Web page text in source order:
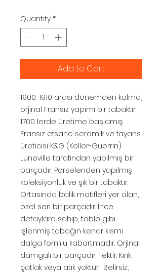
Quantity *
Add to Cart
1900-1910 arası dönemden kalma,
orjinal Fransız yapımı bir tabaktır.
1700 lerde üretime başlamış
Fransız efsane seramik ve fayans
üreticisi K&G (Keller-Guerrin)
Luneville tarafından yapılmış bir
parçadır. Porselenden yapılmış
koleksiyonluk ve şık bir tabaktır.
Ortasında balık motifleri yer alan,
özel seri bir parçadır. İnce
detaylara sahip, tablo gibi
işlenmiş tabağın kenar kısmı
dalga formlu kabartmadır. Orjinal
damgalı bir parçadır. Tektir. Kırık,
çatlak veya atık yoktur. Belirsiz,